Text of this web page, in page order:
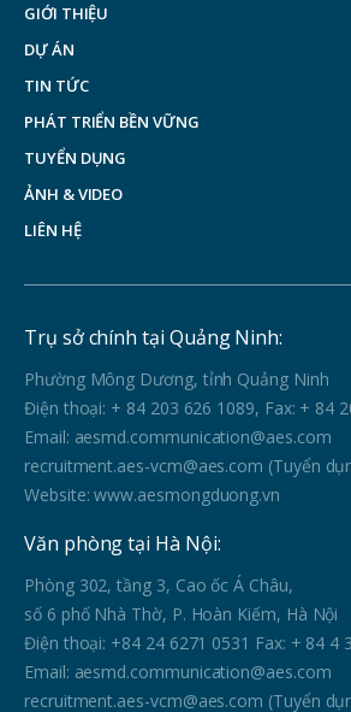
GIỚI THIỆU
DỰ ÁN
TIN TỨC
PHÁT TRIỂN BỀN VỮNG
TUYỂN DỤNG
ẢNH & VIDEO
LIÊN HỆ
Trụ sở chính tại Quảng Ninh:
Phường Mông Dương, tỉnh Quảng Ninh
Điện thoại: + 84 203 626 1089, Fax: + 84
Email: aesmd.communication@aes.com
recruitment.aes-vcm@aes.com (Tuyển
Website: www.aesmongduong.vn
Văn phòng tại Hà Nội:
Phòng 302, tầng 3, Cao ốc Á Châu,
số 6 phố Nhà Thờ, P. Hoàn Kiếm, Hà Nội
Điện thoại: +84 24 6271 0531 Fax: + 84 4
Email: aesmd.communication@aes.com
recruitment.aes-vcm@aes.com (Tuyển